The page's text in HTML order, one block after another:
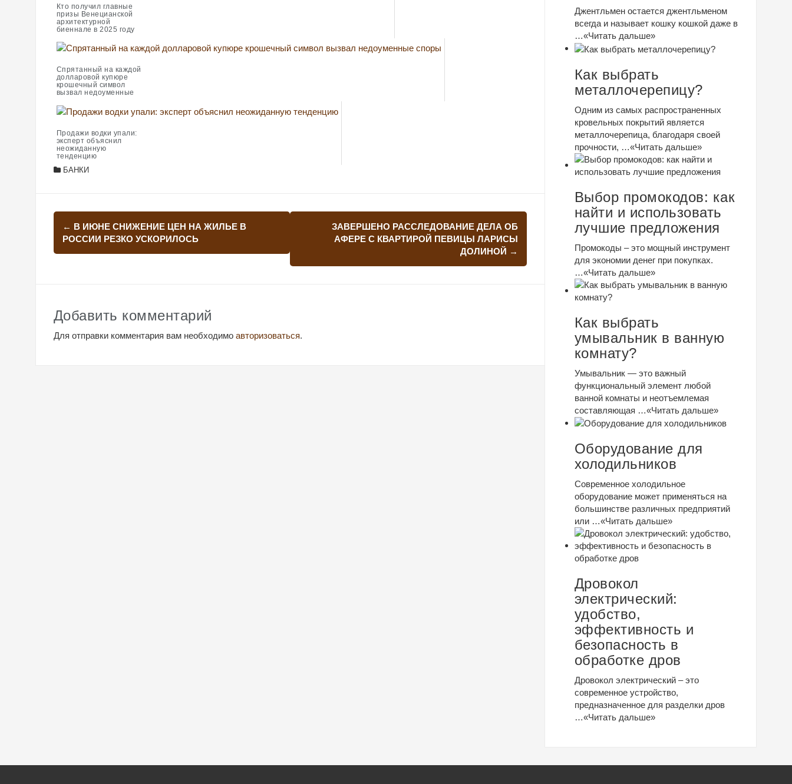
Кто получил главные
призы Венецианской
архитектурной
биеннале в 2025 году
Спрятанный на каждой
долларовой купюре
крошечный символ
вызвал недоуменные
Продажи водки упали:
эксперт объяснил
неожиданную
тенденцию
БАНКИ
Навигация
по
← В ИЮНЕ СНИЖЕНИЕ ЦЕН НА ЖИЛЬЕ В
РОССИИ РЕЗКО УСКОРИЛОСЬ
ЗАВЕРШЕНО РАССЛЕДОВАНИЕ ДЕЛА ОБ
АФЕРЕ С КВАРТИРОЙ ПЕВИЦЫ ЛАРИСЫ
ДОЛИНОЙ →
Добавить комментарий
Для отправки комментария вам необходимо авторизоваться.
Джентльмен остается джентльменом
всегда и называет кошку кошкой даже в
…«Читать дальше»
Как выбрать
металлочерепицу?
Одним из самых распространенных
кровельных покрытий является
металлочерепица, благодаря своей
прочности, …«Читать дальше»
Выбор промокодов: как
найти и использовать
лучшие предложения
Промокоды – это мощный инструмент
для экономии денег при покупках.
…«Читать дальше»
Как выбрать
умывальник в ванную
комнату?
Умывальник — это важный
функциональный элемент любой
ванной комнаты и неотъемлемая
составляющая …«Читать дальше»
Оборудование для
холодильников
Современное холодильное
оборудование может применяться на
большинстве различных предприятий
или …«Читать дальше»
Дровокол
электрический:
удобство,
эффективность и
безопасность в
обработке дров
Дровокол электрический – это
современное устройство,
предназначенное для разделки дров
…«Читать дальше»